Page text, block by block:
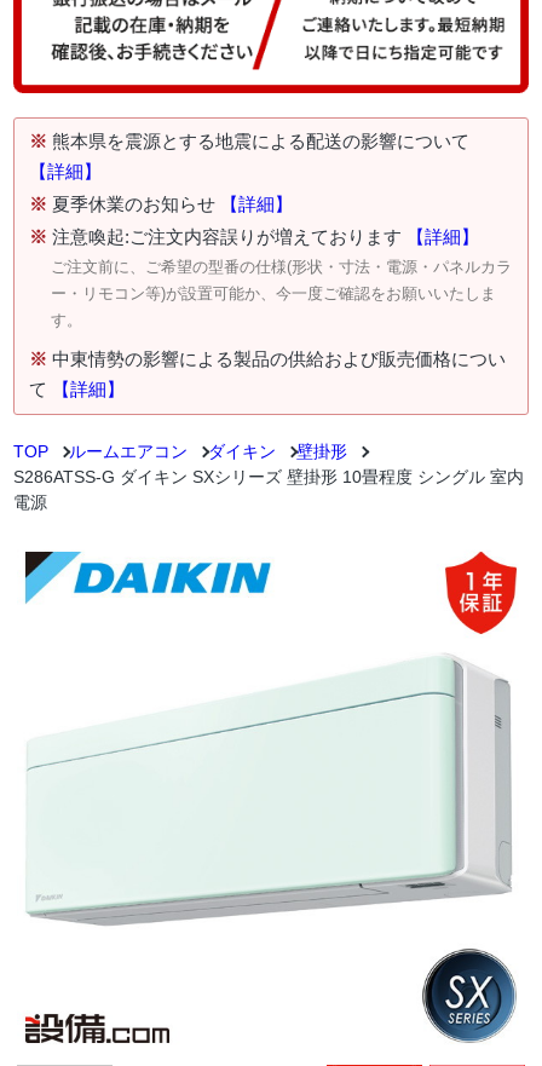
※ 熊本県を震源とする地震による配送の影響について
【詳細】
※ 夏季休業のお知らせ
【詳細】
※ 注意喚起:ご注文内容誤りが増えております 【詳細】
ご注文前に、ご希望の型番の仕様(形状・寸法・電源・パネルカラ
ー・リモコン等)が設置可能か、今一度ご確認をお願いいたしま
す。
※ 中東情勢の影響による製品の供給および販売価格につい
て
【詳細】
TOP ルームエアコン ダイキン
壁掛形
S286ATSS-G ダイキン SXシリーズ 壁掛形 10畳程度 シングル 室内
電源